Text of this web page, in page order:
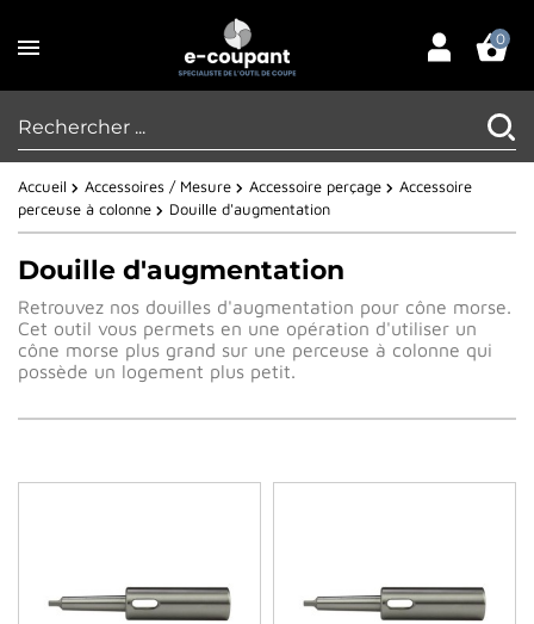
0
Accueil Accessoires / Mesure Accessoire perçage
Accessoire
perceuse à colonne
Douille d'augmentation
Douille d'augmentation
Retrouvez nos douilles d'augmentation pour cône morse.
Cet outil vous permets en une opération d'utiliser un
cône morse plus grand sur une perceuse à colonne qui
possède un logement plus petit.